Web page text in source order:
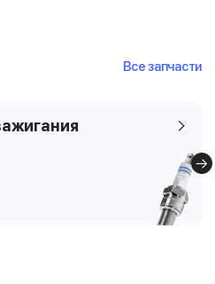
Все запчасти